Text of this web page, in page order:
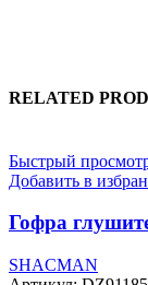
RELATED
Быстрый
Добавить в
Гофра
SHACMAN